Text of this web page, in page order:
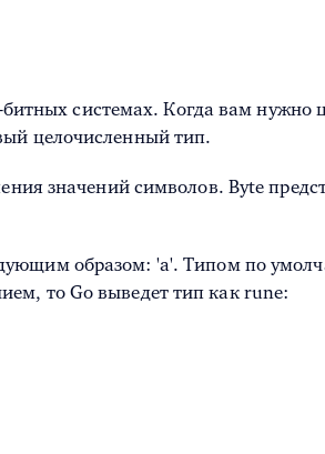
системах. Когда вам нужно
целочисленный тип.
значений символов. Byte
образом: 'a'. Типом по
то Go выведет тип как rune: